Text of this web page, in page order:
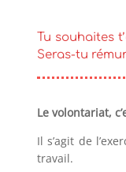
Tu souhaites
Seras-tu
Le volontariat,
Il s’agit de
travail.